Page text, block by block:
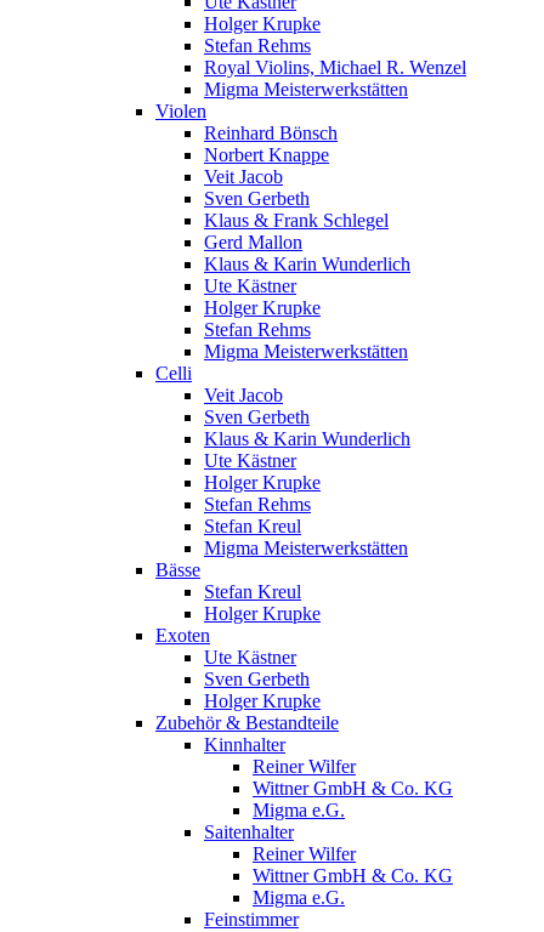
Holger Krupke
Stefan Rehms
Royal Violins, Michael R. Wenzel
Migma Meisterwerkstätten
Violen
Reinhard Bönsch
Norbert Knappe
Veit Jacob
Sven Gerbeth
Klaus & Frank Schlegel
Gerd Mallon
Klaus & Karin Wunderlich
Ute Kästner
Holger Krupke
Stefan Rehms
Migma Meisterwerkstätten
Celli
Veit Jacob
Sven Gerbeth
Klaus & Karin Wunderlich
Ute Kästner
Holger Krupke
Stefan Rehms
Stefan Kreul
Migma Meisterwerkstätten
Bässe
Stefan Kreul
Holger Krupke
Exoten
Ute Kästner
Sven Gerbeth
Holger Krupke
Zubehör & Bestandteile
Kinnhalter
Reiner Wilfer
Wittner GmbH & Co. KG
Migma e.G.
Saitenhalter
Reiner Wilfer
Wittner GmbH & Co. KG
Migma e.G.
Feinstimmer